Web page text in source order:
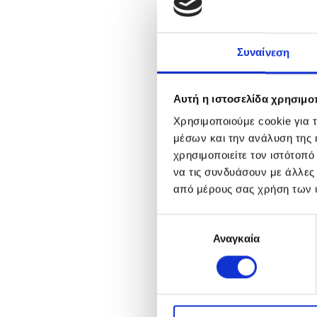
Συναίνεση
Αυτή η ιστοσελίδα
Χρησιμοποιούμε cookie για
μέσων και την ανάλυση της
χρησιμοποιείτε τον
να τις συνδυάσουν με
από μέρους σας χρήση των
συγκατάθεσηςΑναγκαία